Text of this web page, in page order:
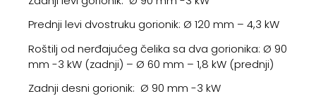
Prednji levi dvostruku gorionik: Ø 120 mm – 4,3 kW
Roštilj od nerđajućeg čelika sa dva gorionika: Ø 90
mm -3 kW (zadnji) – Ø 60 mm – 1,8 kW (prednji)
Zadnji desni gorionik: Ø 90 mm -3 kW